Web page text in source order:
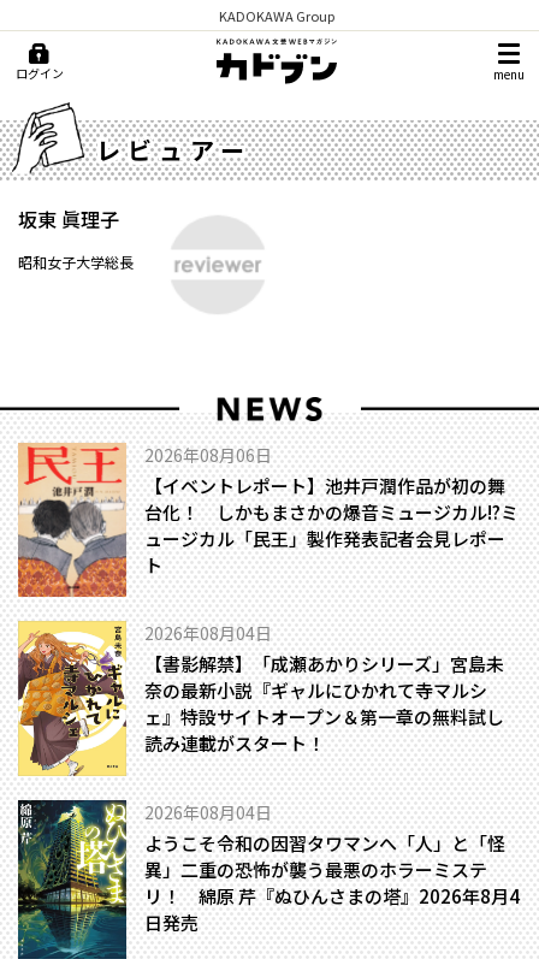
KADOKAWA Group
ログイン menu
レビュアー
坂東 眞理子
昭和女子大学総長
2026年08月06日
【イベントレポート】池井戸潤作品が初の舞
台化！ しかもまさかの爆音ミュージカル!?――ミ
ュージカル「民王」製作発表記者会見レポー
ト
2026年08月04日
【書影解禁】「成瀬あかりシリーズ」宮島未
奈の最新小説『ギャルにひかれて寺マルシ
ェ』特設サイトオープン＆第一章の無料試し
読み連載がスタート！
2026年08月04日
ようこそ令和の因習タワマンへ――「人」と「怪
異」二重の恐怖が襲う最悪のホラーミステ
リ！ 綿原 芹『ぬひんさまの塔』2026年8月4
日発売